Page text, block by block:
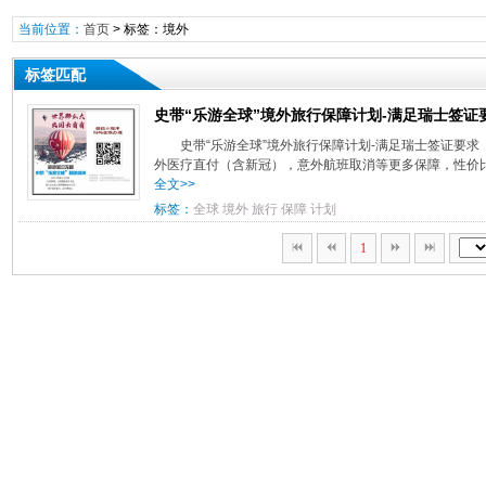
当前位置： 首页> 标签：境外
标签匹配
史带“乐游全球”境外旅行保障计划-满足瑞士签证
史带“乐游全球”境外旅行保障计划-满足瑞士签证要
外医疗直付（含新冠），意外航班取消等更多保障，性
全文>>
标签： 全球 境外 旅行 保障 计划
1